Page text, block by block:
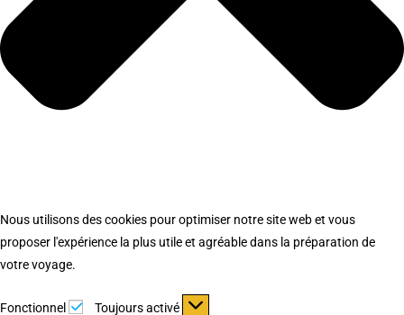
Nous utilisons des cookies pour optimiser notre site web et vous
proposer l'expérience la plus utile et agréable dans la préparation de
votre voyage.
Fonctionnel Fonctionnel
Toujours activé